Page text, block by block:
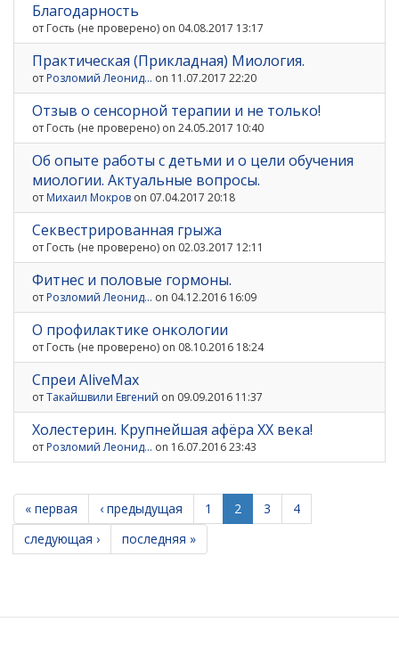
Благодарность
от Гость (не проверено) on 04.08.2017 13:17
Практическая (Прикладная) Миология.
от Розломий Леонид... on 11.07.2017 22:20
Отзыв о сенсорной терапии и не только!
от Гость (не проверено) on 24.05.2017 10:40
Об опыте работы с детьми и о цели обучения
миологии. Актуальные вопросы.
от Михаил Мокров on 07.04.2017 20:18
Секвестрированная грыжа
от Гость (не проверено) on 02.03.2017 12:11
Фитнес и половые гормоны.
от Розломий Леонид... on 04.12.2016 16:09
О профилактике онкологии
от Гость (не проверено) on 08.10.2016 18:24
Спреи AliveMax
отТакайшвили Евгений on 09.09.2016 11:37
Холестерин. Крупнейшая афёра ХХ века!
от Розломий Леонид... on 16.07.2016 23:43
« первая ‹ предыдущая 1 2 3
4
следующая ›
последняя »